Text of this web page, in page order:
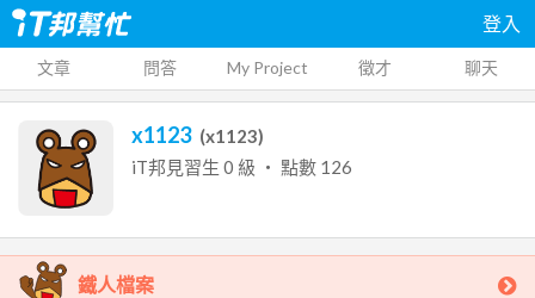
登入
文章 問答 My Project 徵才 聊天
x1123 (x1123)
iT邦見習生 0 級 ‧ 點數 126
鐵人檔案